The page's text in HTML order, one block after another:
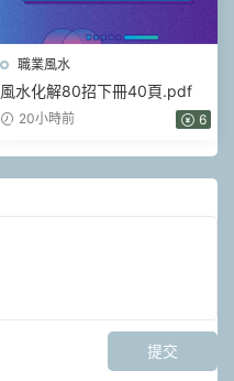
職業風水
風水化解80招下冊40頁.pdf
20小時前 6
提交